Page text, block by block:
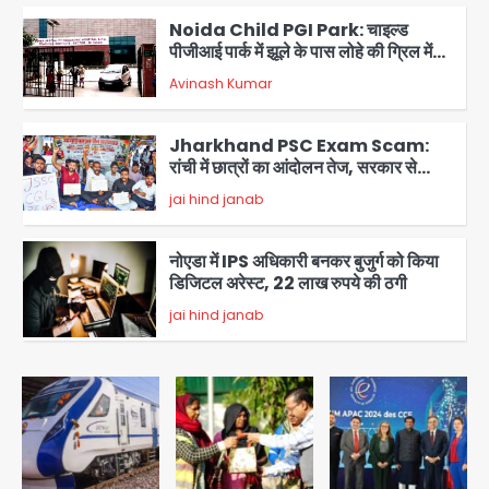
3
पीजीआई पार्क में झूले के पास लोहे की ग्रिल में
उतरा करंट, 7 साल के बच्चे की हालत गंभीर,
बिजली विभाग पर लापरवाही का आरोप
Avinash Kumar
4
रांची में छात्रों का आंदोलन तेज, सरकार से
बातचीत को तैयार, रखीं दो बड़ी शर्तें
jai hind janab
डिजिटल अरेस्ट, 22 लाख रुपये की ठगी
jai hind janab
1
विभाग, GM मीना भार्गव पर उठ रहे सवाल,
कार्रवाई में देरी पर भी चर्चा तेज
jai hind janab
Noida News: गांजा तस्कर महिला से